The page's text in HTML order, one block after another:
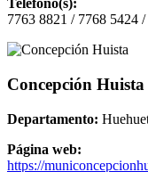
Teléfono(s):
7763 8821 / 7768 5424
Concepción Huista
Departamento:
Página web:
https://